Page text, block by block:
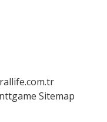
nttgame Sitemap